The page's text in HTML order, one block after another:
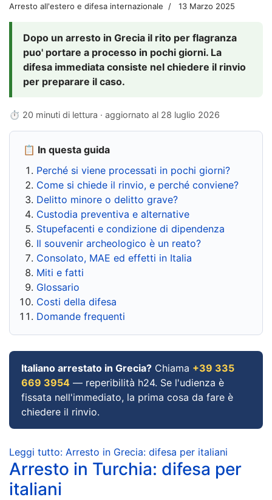
Arresto all'estero e difesa internazionale 13 Marzo 2025
Dopo un arresto in Grecia il rito per flagranza
puo' portare a processo in pochi giorni. La
difesa immediata consiste nel chiedere il rinvio
per preparare il caso.
⏱ 20 minuti di lettura · aggiornato al 28 luglio 2026
📋 In questa guida
Perché si viene processati in pochi giorni?
Come si chiede il rinvio, e perché conviene?
Delitto minore o delitto grave?
Custodia preventiva e alternative
Stupefacenti e condizione di dipendenza
Il souvenir archeologico è un reato?
Consolato, MAE ed effetti in Italia
Miti e fatti
Glossario
Costi della difesa
Domande frequenti
Italiano arrestato in Grecia? Chiama +39 335
669 3954 — reperibilità h24. Se l'udienza è
fissata nell'immediato, la prima cosa da fare è
chiedere il rinvio.
Leggi tutto: Arresto in Grecia: difesa per italiani
Arresto in Turchia: difesa per
italiani